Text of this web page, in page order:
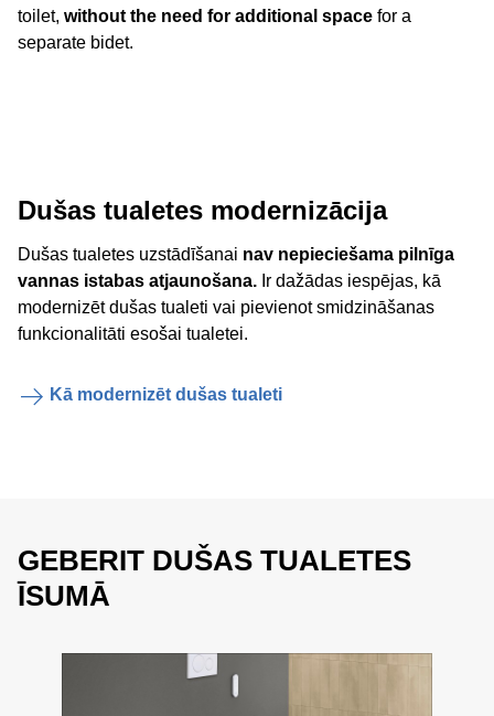
toilet, without the need for additional space for a
separate bidet.
Dušas tualetes modernizācija
Dušas tualetes uzstādīšanai nav nepieciešama pilnīga
vannas istabas atjaunošana. Ir dažādas iespējas, kā
modernizēt dušas tualeti vai pievienot smidzināšanas
funkcionalitāti esošai tualetei.
Kā modernizēt dušas tualeti
GEBERIT DUŠAS TUALETES
ĪSUMĀ